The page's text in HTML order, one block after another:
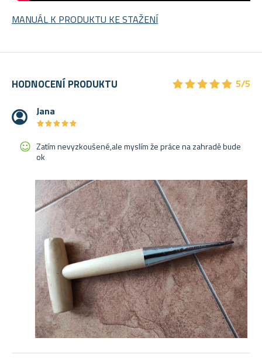
MANUÁL K PRODUKTU KE STAŽENÍ
HODNOCENÍ PRODUKTU ★★★★★
★★★★★ 5/5
Jana
★★★★★
★★★★★
Zatím nevyzkoušené,ale myslím že práce na zahradě bude
ok